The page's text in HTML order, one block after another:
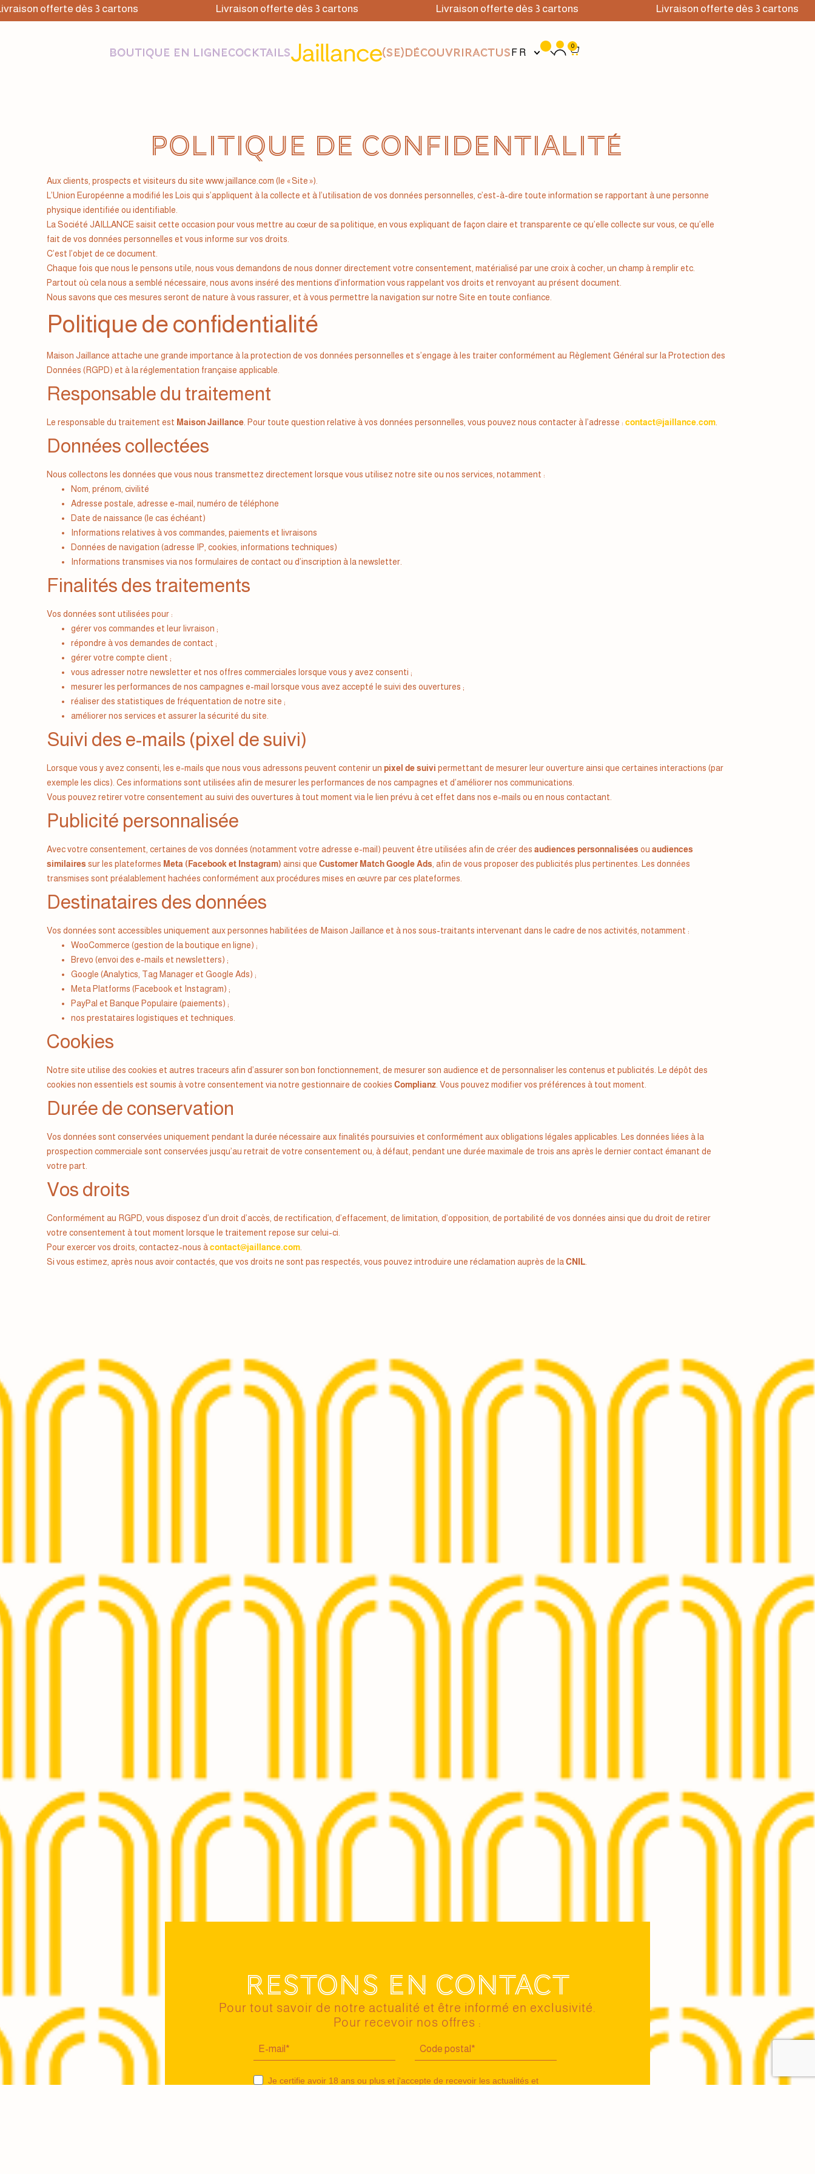
offerte dès 3 cartons Livraison offerte dès 3 cartons Livraison offerte dès 3 cartons Livraison offerte dès 3 cartons
BOUTIQUE EN LIGNECOCKTAILS (SE)DÉCOUVRIRACTUS FR
0
Politique de confidentialité
Aux clients, prospects et visiteurs du site www.jaillance.com (le « Site »).
L’Union Européenne a modifié les Lois qui s’appliquent à la collecte et à l’utilisation de vos données personnelles, c’est-à-dire toute information se rapportant à une personne
physique identifiée ou identifiable.
La Société JAILLANCE saisit cette occasion pour vous mettre au cœur de sa politique, en vous expliquant de façon claire et transparente ce qu’elle collecte sur vous, ce qu’elle
fait de vos données personnelles et vous informe sur vos droits.
C’est l’objet de ce document.
Chaque fois que nous le pensons utile, nous vous demandons de nous donner directement votre consentement, matérialisé par une croix à cocher, un champ à remplir etc.
Partout où cela nous a semblé nécessaire, nous avons inséré des mentions d’information vous rappelant vos droits et renvoyant au présent document.
Nous savons que ces mesures seront de nature à vous rassurer, et à vous permettre la navigation sur notre Site en toute confiance.
Politique de confidentialité
Maison Jaillance attache une grande importance à la protection de vos données personnelles et s’engage à les traiter conformément au Règlement Général sur la Protection des
Données (RGPD) et à la réglementation française applicable.
Responsable du traitement
Le responsable du traitement est Maison Jaillance . Pour toute question relative à vos données personnelles, vous pouvez nous contacter à l’adresse :contact@jaillance.com
Données collectées
Nous collectons les données que vous nous transmettez directement lorsque vous utilisez notre site ou nos services, notamment :
Nom, prénom, civilité
Adresse postale, adresse e-mail, numéro de téléphone
Date de naissance (le cas échéant)
Informations relatives à vos commandes, paiements et livraisons
Données de navigation (adresse IP, cookies, informations techniques)
Informations transmises via nos formulaires de contact ou d’inscription à la newsletter.
Finalités des traitements
Vos données sont utilisées pour :
gérer vos commandes et leur livraison ;
répondre à vos demandes de contact ;
gérer votre compte client ;
vous adresser notre newsletter et nos offres commerciales lorsque vous y avez consenti ;
mesurer les performances de nos campagnes e-mail lorsque vous avez accepté le suivi des ouvertures ;
réaliser des statistiques de fréquentation de notre site ;
améliorer nos services et assurer la sécurité du site.
Suivi des e-mails (pixel de suivi)
Lorsque vous y avez consenti, les e-mails que nous vous adressons peuvent contenir unpixel de suivi permettant de mesurer leur ouverture ainsi que certaines interactions (par
exemple les clics). Ces informations sont utilisées afin de mesurer les performances de nos campagnes et d’améliorer nos communications.
Vous pouvez retirer votre consentement au suivi des ouvertures à tout moment via le lien prévu à cet effet dans nos e-mails ou en nous contactant.
Publicité personnalisée
Avec votre consentement, certaines de vos données (notamment votre adresse e-mail) peuvent être utilisées afin de créer desaudiences personnalisées ouaudiences
similaires sur les plateformes Meta (Facebook et Instagram) ainsi queCustomer Match Google Ads , afin de vous proposer des publicités plus pertinentes. Les données
transmises sont préalablement hachées conformément aux procédures mises en œuvre par ces plateformes.
Destinataires des données
Vos données sont accessibles uniquement aux personnes habilitées de Maison Jaillance et à nos sous-traitants intervenant dans le cadre de nos activités, notamment :
WooCommerce (gestion de la boutique en ligne) ;
Brevo (envoi des e-mails et newsletters) ;
Google (Analytics, Tag Manager et Google Ads) ;
Meta Platforms (Facebook et Instagram) ;
PayPal et Banque Populaire (paiements) ;
nos prestataires logistiques et techniques.
Cookies
Notre site utilise des cookies et autres traceurs afin d’assurer son bon fonctionnement, de mesurer son audience et de personnaliser les contenus et publicités. Le dépôt des
cookies non essentiels est soumis à votre consentement via notre gestionnaire de cookiesComplianz . Vous pouvez modifier vos préférences à tout moment.
Durée de conservation
Vos données sont conservées uniquement pendant la durée nécessaire aux finalités poursuivies et conformément aux obligations légales applicables. Les données liées à la
prospection commerciale sont conservées jusqu’au retrait de votre consentement ou, à défaut, pendant une durée maximale de trois ans après le dernier contact émanant de
votre part.
Vos droits
Conformément au RGPD, vous disposez d’un droit d’accès, de rectification, d’effacement, de limitation, d’opposition, de portabilité de vos données ainsi que du droit de retirer
votre consentement à tout moment lorsque le traitement repose sur celui-ci.
Pour exercer vos droits, contactez-nous àcontact@jaillance.com
Si vous estimez, après nous avoir contactés, que vos droits ne sont pas respectés, vous pouvez introduire une réclamation auprès de laCNIL
Restons en contact
Pour tout savoir de notre actualité et être informé en exclusivité.
Pour recevoir nos offres :
Je certifie avoir 18 ans ou plus et j'accepte de recevoir les actualités et